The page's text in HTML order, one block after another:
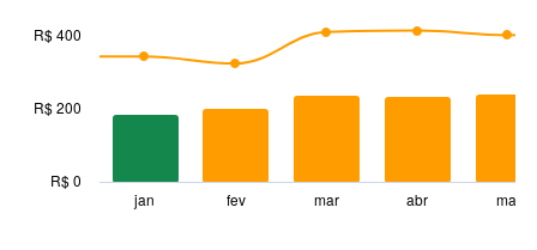
with
has
jan fev mar abr mai
R$ 0
R$ 200
R$ 400